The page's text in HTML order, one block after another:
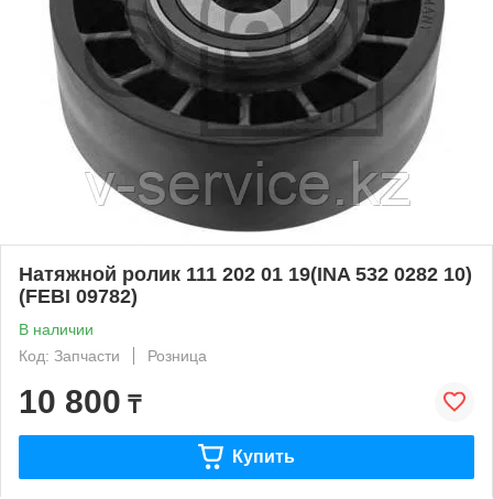
Натяжной ролик 111 202 01 19(INA 532 0282 10)
(FEBI 09782)
В наличии
Код: Запчасти
Розница
10 800 ₸
Купить